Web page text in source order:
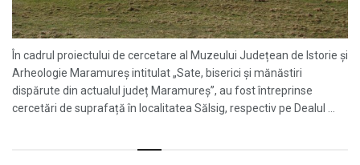
În cadrul proiectului de cercetare al Muzeului Județean de Istorie și
Arheologie Maramureș intitulat „Sate, biserici și mănăstiri
dispărute din actualul județ Maramureș”, au fost întreprinse
cercetări de suprafață în localitatea Sălsig, respectiv pe Dealul ...